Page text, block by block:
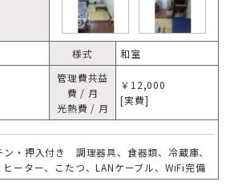
様式 和室
管理費共益
費 / 月
光熱費 / 月
￥12,000
[実費]
ン・押入付き 調理器具、食器類、冷蔵庫、
ヒーター、こたつ、LANケーブル、WiFi完備